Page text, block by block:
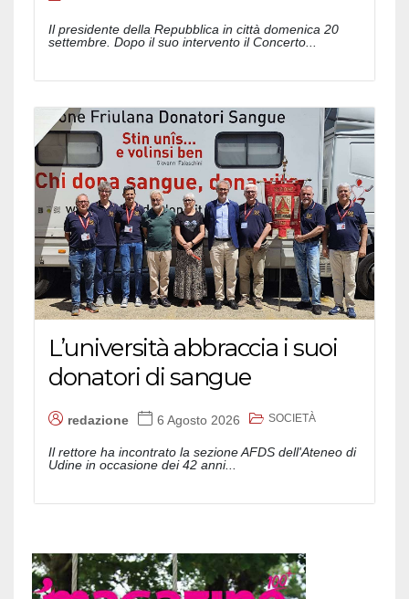
Il presidente della Repubblica in città domenica 20
settembre. Dopo il suo intervento il Concerto...
L’università abbraccia i suoi
donatori di sangue
redazione 6 Agosto 2026 SOCIETÀ
Il rettore ha incontrato la sezione AFDS dell'Ateneo di
Udine in occasione dei 42 anni...